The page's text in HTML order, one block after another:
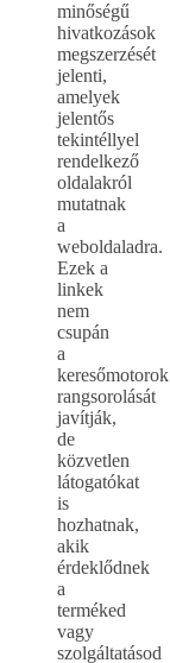
minőségű
hivatkozások
megszerzését
jelenti,
amelyek
jelentős
tekintéllyel
rendelkező
oldalakról
mutatnak
a
weboldaladra.
Ezek a
linkek
nem
csupán
a
keresőmotorok
rangsorolását
javítják,
de
közvetlen
látogatókat
is
hozhatnak,
akik
érdeklődnek
a
terméked
vagy
szolgáltatásod